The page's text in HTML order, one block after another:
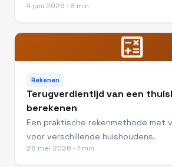
4 juni 2026 · 8 min
calculate
Rekenen
Terugverdientijd van een
berekenen
Een praktische rekenmethode met
voor verschillende huishoudens.
28 mei 2026 · 7 min